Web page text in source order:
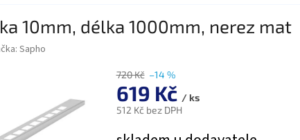
10mm, délka 1000mm, nerez mat
Sapho
720 Kč –14 %
619 Kč / ks
512 Kč bez DPH